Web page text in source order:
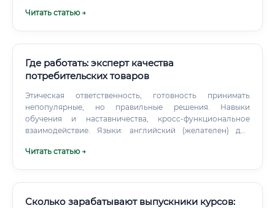
исследовательских организациях. Многие крупные
Читать статью →
Где работать: эксперт качества
потребительских товаров
Этическая ответственность, готовность принимать
непопулярные, но правильные решения. Навыки
обучения и наставничества, кросс‑функциональное
взаимодействие. Языки: английский (желателен) для
Читать статью →
Сколько зарабатывают выпускники курсов: